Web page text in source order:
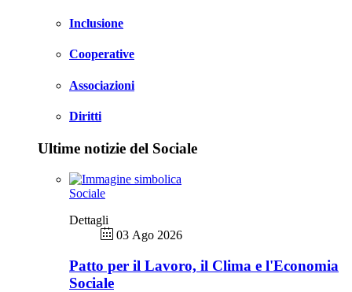
Inclusione
Cooperative
Associazioni
Diritti
Ultime notizie del Sociale
Sociale
Dettagli
03 Ago 2026
Patto per il Lavoro, il Clima e l'Economia
Sociale